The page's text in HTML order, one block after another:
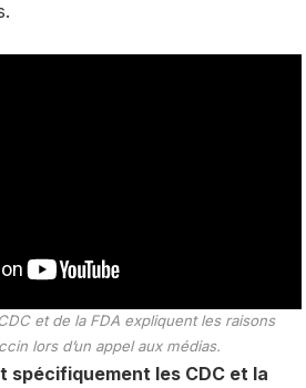
et de la FDA expliquent les raisons
lors d’un appel aux médias.
spécifiquement les CDC et la